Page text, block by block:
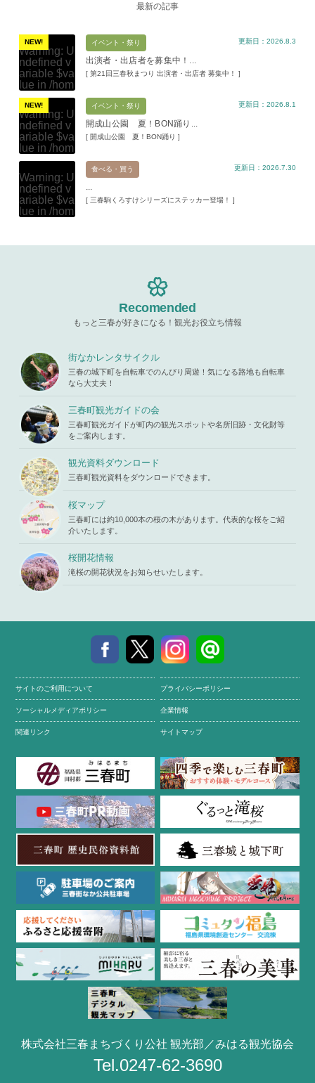
最新の記事
NEW!
Warning: U
ndefined v
ariable $va
lue in /hom
e/xs11945
9/miharuko
ma.com/pu
blic_html/w
p-content/t
hemes/mih
aru/templat
e-parts/pic
up.phpon l
ine19
Warning: A
parts/picu
p.phpon li
ne19
イベント・祭り
出演者・出店者を募集中！...
[ 第21回三春秋まつり 出演者・出店者 募集中！ ]
更新日：2026.8.3
NEW!
Warning: U
ndefined v
ariable $va
lue in /hom
e/xs11945
9/miharuko
ma.com/pu
blic_html/w
p-content/t
hemes/mih
up.phpon l
iharukoma.
com/public
_html/wp-c
ontent/the
mes/mihar
u/template-
parts/picu
p.phpon li
ne19
イベント・祭り
開成山公園 夏！BON踊り...
[ 開成山公園 夏！BON踊り ]
更新日：2026.8.1
Warning: U
ndefined v
ariable $va
lue in /hom
ma.com/pu
ttempt to re
ad property
"ID" on null
in/home/x
iharukoma.
com/public
_html/wp-c
ontent/the
mes/mihar
u/template-
parts/picu
p.phpon li
ne 19
食べる・買う
...
[ 三春駒くろすけシリーズにステッカー登場！ ]
更新日：2026.7.30
Recomended
もっと三春が好きになる！観光お役立ち情報
街なかレンタサイクル
三春の城下町を自転車でのんびり周遊！気になる路地も自転車
なら大丈夫！
三春町観光ガイドの会
三春町観光ガイドが町内の観光スポットや名所旧跡・文化財等
をご案内します。
観光資料ダウンロード
三春町観光資料をダウンロードできます。
桜マップ
三春町には約10,000本の桜の木があります。代表的な桜をご紹
介いたします。
桜開花情報
滝桜の開花状況をお知らせいたします。
サイトのご利用について プライバシーポリシー
ソーシャルメディアポリシー 企業情報
関連リンク サイトマップ
株式会社三春まちづくり公社 観光部／みはる観光協会
Tel.0247-62-3690